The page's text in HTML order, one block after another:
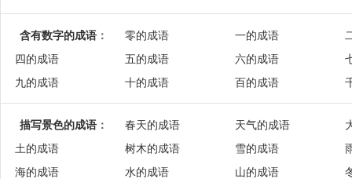
含有数字的成语 ： 零的成语 一的成语
四的成语
五的成语 六的成语
九的成语
十的成语 百的成语
描写景色的成语 ： 春天的成语 天气的成语
土的成语
树木的成语 雪的成语
海的成语
水的成语 山的成语